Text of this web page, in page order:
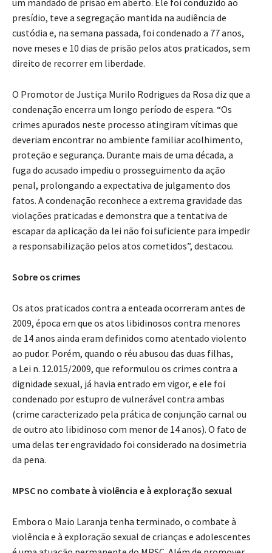
presídio, teve a segregação mantida na audiência de
custódia e, na semana passada, foi condenado a 77 anos,
nove meses e 10 dias de prisão pelos atos praticados, sem
direito de recorrer em liberdade.
O Promotor de Justiça Murilo Rodrigues da Rosa diz que a
condenação encerra um longo período de espera. “Os
crimes apurados neste processo atingiram vítimas que
deveriam encontrar no ambiente familiar acolhimento,
proteção e segurança. Durante mais de uma década, a
fuga do acusado impediu o prosseguimento da ação
penal, prolongando a expectativa de julgamento dos
fatos. A condenação reconhece a extrema gravidade das
violações praticadas e demonstra que a tentativa de
escapar da aplicação da lei não foi suficiente para impedir
a responsabilização pelos atos cometidos”, destacou.
Sobre os crimes
Os atos praticados contra a enteada ocorreram antes de
2009, época em que os atos libidinosos contra menores
de 14 anos ainda eram definidos como atentado violento
ao pudor. Porém, quando o réu abusou das duas filhas,
a Lei n. 12.015/2009, que reformulou os crimes contra a
dignidade sexual, já havia entrado em vigor, e ele foi
condenado por estupro de vulnerável contra ambas
(crime caracterizado pela prática de conjunção carnal ou
de outro ato libidinoso com menor de 14 anos). O fato de
uma delas ter engravidado foi considerado na dosimetria
da pena.
MPSC no combate à violência e à exploração sexual
Embora o Maio Laranja tenha terminado, o combate à
violência e à exploração sexual de crianças e adolescentes